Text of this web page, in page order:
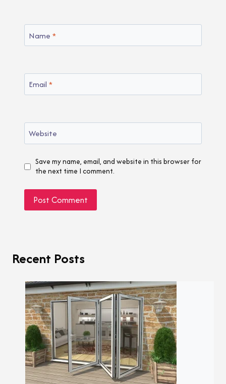
Name *
Email *
Website
Save my name, email, and website in this browser for
the next time I comment.
Recent Posts